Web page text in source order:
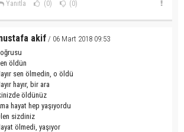
Yanıtla (0) (0)
akif/ 06 Mart 2018 09:53
öldün
sen ölmedin, o öldü
hayır, bir ara
öldünüz
hayat hep yaşıyordu
sizdiniz
ölmedi, yaşıyor